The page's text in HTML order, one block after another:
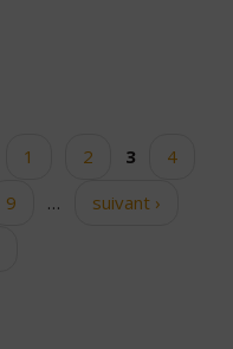
1 2 3
4
9 …
suivant ›